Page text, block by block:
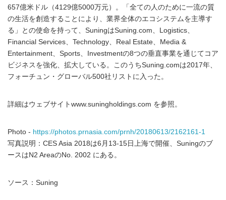
657億米ドル（4129億5000万元）。「全ての人のために一流の質
の生活を創造することにより、業界全体のエコシステムを主導す
る」との使命を持って、SuningはSuning.com、Logistics、
Financial Services、Technology、Real Estate、Media &
Entertainment、Sports、Investmentの8つの垂直事業を通じてコア
ビジネスを強化、拡大している。このうちSuning.comは2017年、
フォーチュン・グローバル500社リストに入った。
詳細はウェブサイトwww.suningholdings.com を参照。
Photo - https://photos.prnasia.com/prnh/20180613/2162161-1
写真説明：CES Asia 2018は6月13-15日上海で開催、Suningのブ
ースはN2 AreaのNo. 2002 にある。
ソース：Suning